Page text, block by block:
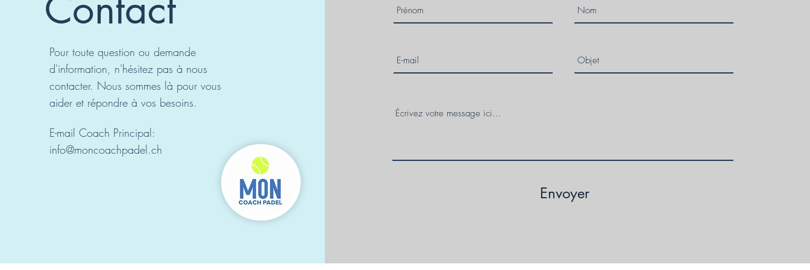
Pour toute question ou demande
d'information, n'hésitez pas à nous
contacter. Nous sommes là pour vous
aider et répondre à vos besoins.
E-mail Coach Principal:
info@moncoachpadel.ch
Envoyer